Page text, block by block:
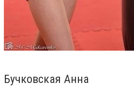
Бучковская Анна